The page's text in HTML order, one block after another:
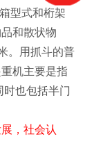
型式和桁架
和散状物
。用抓斗的普
机主要是指
时也包括半门
，社会认